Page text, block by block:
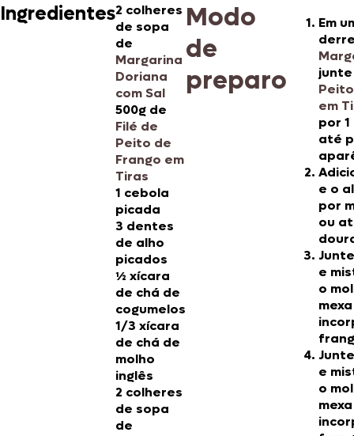
Ingredientes2 colheres
de sopa
de
Margarina
Doriana
com Sal
500g de
Filé de
Peito de
Frango em
Tiras
1 cebola
picada
3 dentes
de alho
picados
½ xícara
de chá de
cogumelos
1/3 xícara
de chá de
molho
inglês
2 colheres
de sopa
de
Modo
de
preparo
Em
em
por
até
e o
por
ou
e
o
e
o